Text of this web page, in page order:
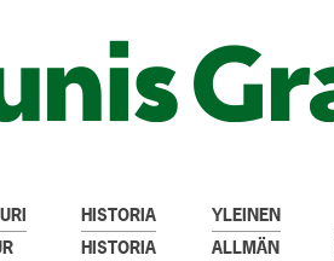
HISTORIA
HISTORIA
YLEINEN
ALLMÄN